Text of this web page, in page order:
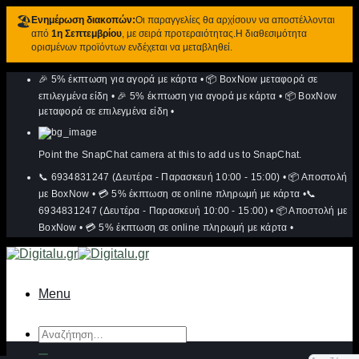
🏖️ Ενημέρωση διακοπών:Οι παραγγελίες θα αρχίσουν να αποστέλλονται
από 1η Σεπτεμβρίου, με σειρά προτεραιότητας.Η διαθεσιμότητα
ορισμένων προϊόντων ενδέχεται να μεταβληθεί.
περιεχόμενο
🎉 5% έκπτωση για αγορά με κάρτα • 📦 BoxNow μεταφορά σε
επιλεγμένα είδη • 🎉 5% έκπτωση για αγορά με κάρτα • 📦 BoxNow
μεταφορά σε επιλεγμένα είδη •
Point the SnapChat camera at this to add us to SnapChat.
📞 6934831247 (Δευτέρα - Παρασκευή 10:00 - 15:00) • 📦 Αποστολή
με BoxNow • 💳 5% έκπτωση σε online πληρωμή με κάρτα •📞
6934831247 (Δευτέρα - Παρασκευή 10:00 - 15:00) • 📦 Αποστολή με
BoxNow • 💳 5% έκπτωση σε online πληρωμή με κάρτα •
Menu
Αναζήτηση
για: